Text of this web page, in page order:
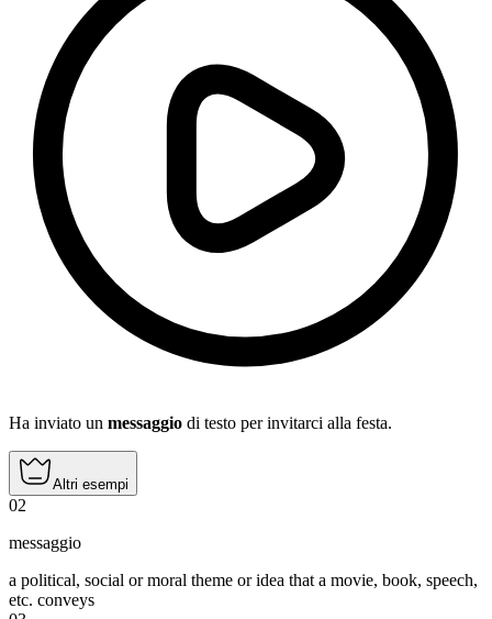
Ha inviato un messaggio di testo per invitarci alla festa.
Altri esempi
02
messaggio
a political, social or moral theme or idea that a movie, book, speech,
etc. conveys